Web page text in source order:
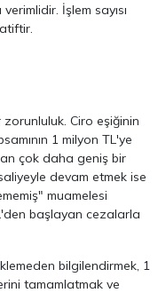
İşlem sayısı
Ciro eşiğinin
1 milyon TL'ye
çok daha geniş bir
devam etmek ise
muamelesi
başlayan cezalarla
bilgilendirmek, 1
tamamlatmak ve